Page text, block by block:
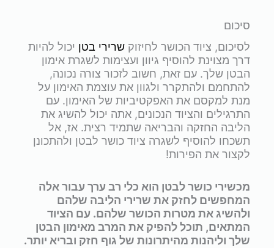
סיכום
לסיכום, ציוד הכושר לחיזוק שרירי בטן יכול להיות
דרך מצוינת להוסיף גיוון ועצימות לשגרת אימון
הבטן שלך. עם זאת, חשוב לזכור צורה נכונה,
להתחמם ולהתקרר ולגוון את עוצמת האימון על
מנת למקסם את האפקטיביות של האימון. עם
התרגילים והציוד הנכונים, אתה יכול להשיג את
הליבה החזקה והבריאה שתמיד רצית. אז, אל
תשכחו להוסיף לשגרה ציוד כושר לבטן ולהתכונן
לקצור את הפירות!
מכשירי כושר לבטן הוא כלי רב ערך עבור אלה
המחפשים לחזק את שרירי הליבה שלהם
ולהשיג את מטרות הכושר שלהם. עם הציוד
המתאים, תוכל להפיק את המרב מאימון הבטן
שלך וליהנות מהיתרונות של גוף חזק ובריא יותר.